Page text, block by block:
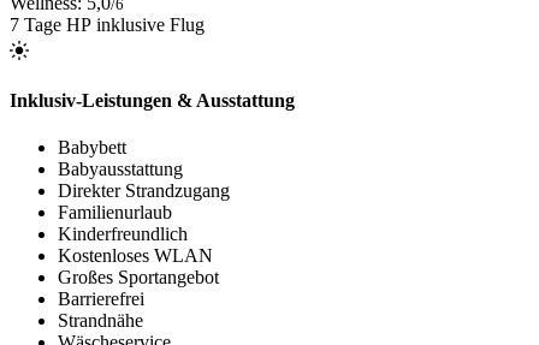
/6
7 Tage HP inklusive Flug
Inklusiv-Leistungen & Ausstattung
Babybett
Babyausstattung
Direkter Strandzugang
Familienurlaub
Kinderfreundlich
Kostenloses WLAN
Großes Sportangebot
Barrierefrei
Strandnähe